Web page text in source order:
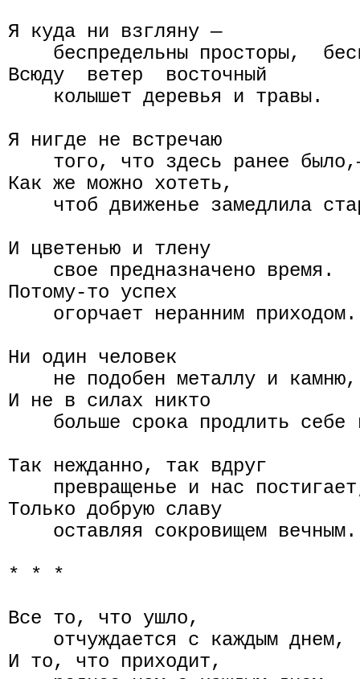
Я куда ни взгляну —
беспредельны просторы,
Всюду  ветер  восточный
    колышет деревья и травы.
Я нигде не встречаю
того, что здесь ранее
Как же можно хотеть,
чтоб движенье замедлила
И цветенью и тлену
    свое предназначено время.
Потому-то успех
    огорчает неранним приходом.
Ни один человек
    не подобен металлу и камню,
И не в силах никто
больше срока продлить себе
Так нежданно, так вдруг
превращенье и нас
Только добрую славу
    оставляя сокровищем вечным.
* * *
Все то, что ушло,
    отчуждается с каждым днем,
И то, что приходит,